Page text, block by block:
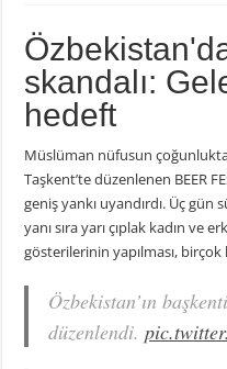
skandalı:
hedeft
Müslüman nüfusun
Taşkent’te düzenlenen BEER
geniş yankı uyandırdı. Üç gün
yanı sıra yarı çıplak kadın ve
gösterilerinin yapılması,
Özbekistan’ın
düzenlendi.